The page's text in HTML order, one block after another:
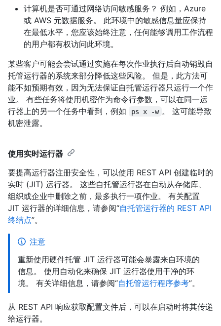
计算机是否可通过网络访问敏感服务？ 例如，Azure
或 AWS 元数据服务。 此环境中的敏感信息量应保持
在最低水平，您应该始终注意，任何能够调用工作流程
的用户都有权访问此环境。
某些客户可能会尝试通过实施在每次作业执行后自动销毁自
托管运行器的系统来部分降低这些风险。 但是，此方法可
能不如预期有效，因为无法保证自托管运行器只运行一个作
业。 有些任务将使用机密作为命令行参数，可以在同一运
行器上的另一个任务中看到，例如
ps x -w 。 这可能导致
机密泄露。
使用实时运行器
要提高运行器注册安全性，可以使用 REST API 创建临时的
实时 (JIT) 运行器。 这些自托管运行器在自动从存储库、
组织或企业中删除之前，最多执行一项作业。 有关配置
JIT 运行器的详细信息，请参阅“自托管运行器的 REST API
终结点”。
注意
重新使用硬件托管 JIT 运行器可能会暴露来自环境的
信息。 使用自动化来确保 JIT 运行器使用干净的环
境。 有关详细信息，请参阅“自托管运行程序参考”。
从 REST API 响应获取配置文件后，可以在启动时将其传递
给运行器。